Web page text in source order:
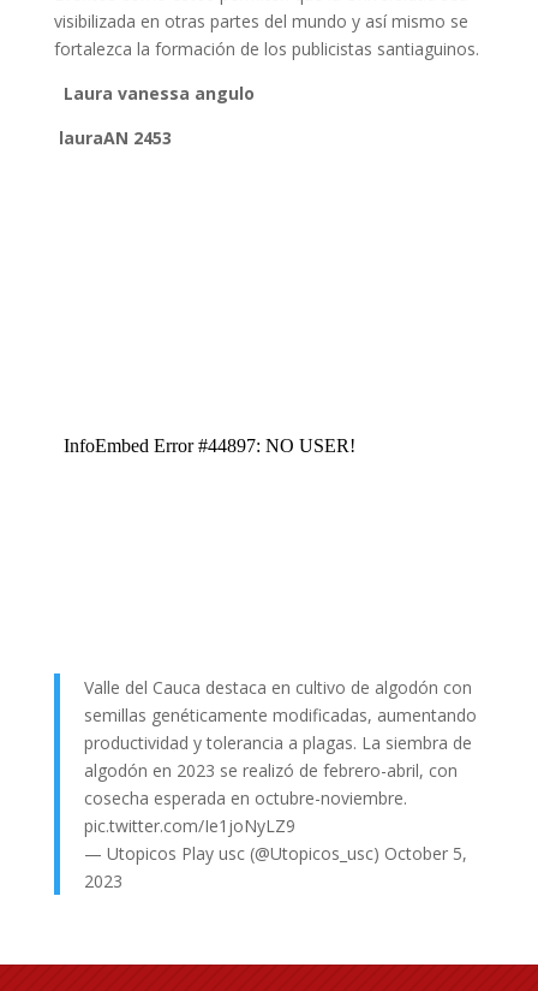
visibilizada en otras partes del mundo y así mismo se
fortalezca la formación de los publicistas santiaguinos.
Laura vanessa angulo
lauraAN 2453
Valle del Cauca destaca en cultivo de algodón con
semillas genéticamente modificadas, aumentando
productividad y tolerancia a plagas. La siembra de
algodón en 2023 se realizó de febrero-abril, con
cosecha esperada en octubre-noviembre.
pic.twitter.com/Ie1joNyLZ9
— Utopicos Play usc (@Utopicos_usc) October 5,
2023